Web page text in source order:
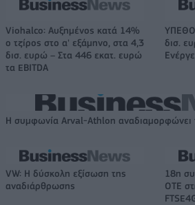
Viohalco: Αυξημένος κατά 14%
ο τζίρος στο α' εξάμηνο, στα 4,3
δισ. ευρώ – Στα 446 εκατ. ευρώ
τα EBITDA
δισ.
Η συμφωνία Arval-Athlon αναδιαμορφώνει
VW: Η δύσκολη εξίσωση της
αναδιάρθρωσης
18η
ΟΤΕ